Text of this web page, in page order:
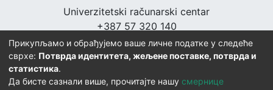
Univerzitetski računarski centar
+387 57 320 140
urc@ues.rs.ba
https://urc.ues.rs.ba
Прикупљамо и обрађујемо ваше личне податке у следеће
сврхе: Потврда идентитета, жељене поставке, потврда и
статистика.
Да бисте сазнали више, прочитајте нашу смернице